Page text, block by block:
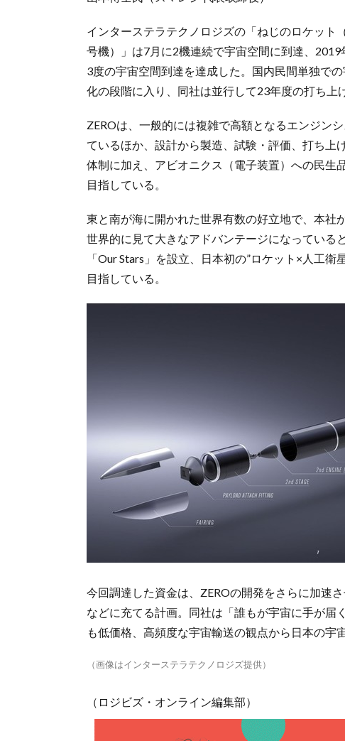
インターステラテクノロジズの「ねじのロケッ
号機）」は7月に2機連続で宇宙空間に到達、
3度の宇宙空間到達を達成した。国内民間単独で
化の段階に入り、同社は並行して23年度の打ち上
ZEROは、一般的には複雑で高額となるエンジン
ているほか、設計から製造、試験・評価、打ち上
体制に加え、アビオニクス（電子装置）への民生
目指している。
東と南が海に開かれた世界有数の好立地で、本社
世界的に見て大きなアドバンテージになっている
「Our Stars」を設立、日本初の”ロケット×人工
目指している。
今回調達した資金は、ZEROの開発をさらに加速
などに充てる計画。同社は「誰もが宇宙に手が届
も低価格、高頻度な宇宙輸送の観点から日本の宇
（画像はインターステラテクノロジズ提供）
（ロジビズ・オンライン編集部）